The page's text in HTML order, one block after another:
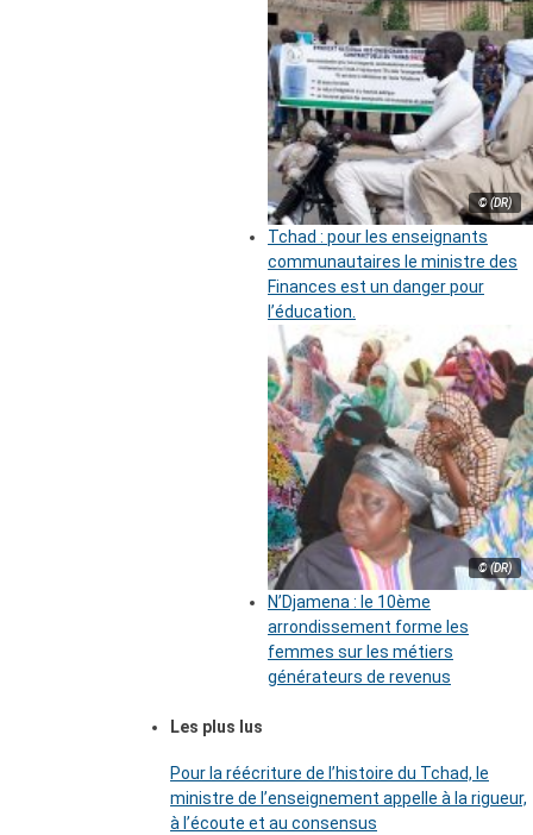
© (DR)
Tchad : pour les enseignants
communautaires le ministre des
Finances est un danger pour
l’éducation.
© (DR)
N’Djamena : le 10ème
arrondissement forme les
femmes sur les métiers
générateurs de revenus
Les plus lus
Pour la réécriture de l’histoire du Tchad, le
ministre de l’enseignement appelle à la rigueur,
à l’écoute et au consensus